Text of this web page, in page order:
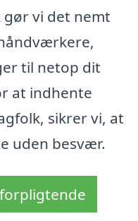
vi det nemt
til netop dit
at indhente
sikrer vi, at
uden besvær.